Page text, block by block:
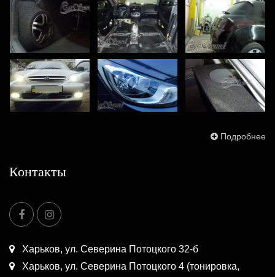
Подробнее
Контакты
Харьков, ул. Северина Потоцкого 32-б
Харьков, ул. Северина Потоцкого 4 (тонировка,